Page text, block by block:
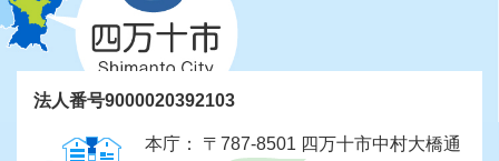
法人番号9000020392103
本庁： 〒787-8501 四万十市中村大橋通